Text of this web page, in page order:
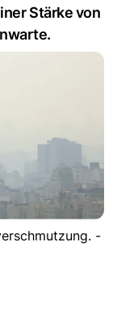
Stärke von
-